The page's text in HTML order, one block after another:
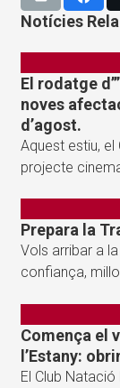
Notícies
El rodatge
noves
d’agost.
Aquest estiu,
projecte
Prepara la
Vols arribar a
confiança,
Comença el
l’Estany:
El Club